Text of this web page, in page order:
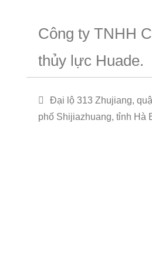
Công ty TNHH
thủy lực Huade.
Đại lộ 313 Zhujiang,
phố Shijiazhuang, tỉnh Hà